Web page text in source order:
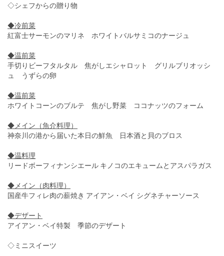
◇シェフからの贈り物
◆冷前菜
紅富士サーモンのマリネ ホワイトバルサミコのナージュ
◆温前菜
手切りビーフタルタル 焦がしエシャロット グリルブリオッシ
ュ うずらの卵
◆温前菜
ホワイトコーンのブルテ 焦がし野菜 ココナッツのフォーム
◆メイン（魚介料理）
神奈川の港から届いた本日の鮮魚 日本酒と貝のブロス
◆温料理
リードボーフィナンシエール キノコのエキュームとアスパラガス
◆メイン（肉料理）
国産牛フィレ肉の薪焼き アイアン・ベイ シグネチャーソース
◆デザート
アイアン・ベイ特製 季節のデザート
◇ミニスイーツ